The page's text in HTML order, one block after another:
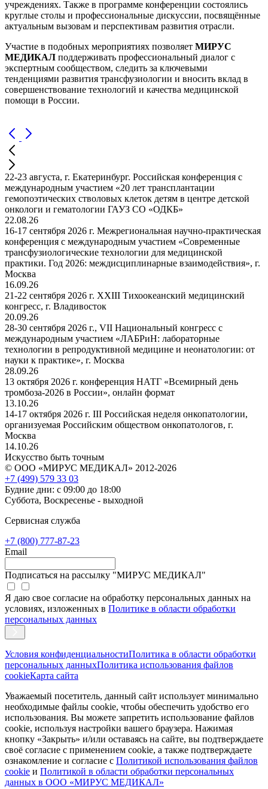
учреждениях. Также в программе конференции состоялись
круглые столы и профессиональные дискуссии, посвящённые
актуальным вызовам и перспективам развития отрасли.
Участие в подобных мероприятиях позволяет МИРУС
МЕДИКАЛ поддерживать профессиональный диалог с
экспертным сообществом, следить за ключевыми
тенденциями развития трансфузиологии и вносить вклад в
совершенствование технологий и качества медицинской
помощи в России.
22-23 августа, г. Екатеринбург. Российская конференция с
международным участием «20 лет трансплантации
гемопоэтических стволовых клеток детям в центре детской
онкологи и гематологии ГАУЗ СО «ОДКБ»
22.08.26
16-17 сентября 2026 г. Межрегиональная научно-практическая
конференция с международным участием «Современные
трансфузиологические технологии для медицинской
практики. Год 2026: междисциплинарные взаимодействия», г.
Москва
16.09.26
21-22 сентября 2026 г. XXIII Тихоокеанский медицинский
конгресс, г. Владивосток
20.09.26
28-30 сентября 2026 г., VII Национальный конгресс с
международным участием «ЛАБРиН: лабораторные
технологии в репродуктивной медицине и неонатологии: от
науки к практике», г. Москва
28.09.26
13 октября 2026 г. конференция НАТГ «Всемирный день
тромбоза-2026 в России», онлайн формат
13.10.26
14-17 октября 2026 г. III Российская неделя онкопатологии,
организуемая Российским обществом онкопатологов, г.
Москва
14.10.26
Искусство быть точным
© ООО «МИРУС МЕДИКАЛ» 2012-2026
+7 (499) 579 33 03
Будние дни: с 09:00 до 18:00
Суббота, Воскресенье - выходной
Сервисная служба
+7 (800) 777-87-23
Email
Подписаться на рассылку "МИРУС МЕДИКАЛ"
Я даю свое согласие на обработку персональных данных на
условиях, изложенных в Политике в области обработки
персональных данных
Условия конфиденциальностиПолитика в области обработки
персональных данныхПолитика использования файлов
cookieКарта сайта
Уважаемый посетитель, данный сайт использует минимально
необходимые файлы cookie, чтобы обеспечить удобство его
использования. Вы можете запретить использование файлов
cookie, используя настройки вашего браузера. Нажимая
кнопку «Закрыть» и/или оставаясь на сайте, вы подтверждаете
своё согласие с применением cookie, а также подтверждаете
ознакомление и согласие с Политикой использования файлов
сookie и Политикой в области обработки персональных
данных в ООО «МИРУС МЕДИКАЛ»